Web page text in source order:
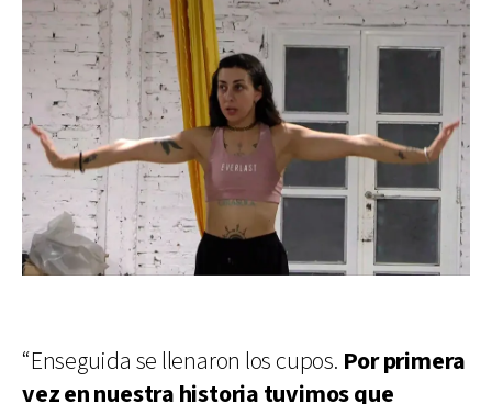
“Enseguida se llenaron los cupos. Por primera
vez en nuestra historia tuvimos que